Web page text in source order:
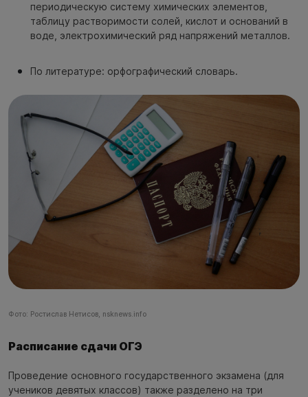
периодическую систему химических элементов,
таблицу растворимости солей, кислот и оснований в
воде, электрохимический ряд напряжений металлов.
По литературе: орфографический словарь.
Фото: Ростислав Нетисов, nsknews.info
Расписание сдачи ОГЭ
Проведение основного государственного экзамена (для
учеников девятых классов) также разделено на три